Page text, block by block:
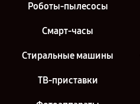
Роботы-пылесосы
Смарт-часы
Стиральные машины
ТВ-приставки